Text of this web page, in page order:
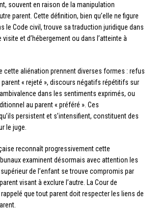
souvent en raison de la manipulation
parent. Cette définition, bien qu’elle ne figure
le Code civil, trouve sa traduction juridique dans
et d’hébergement ou dans l’atteinte à
cette aliénation prennent diverses formes : refus
« rejeté », discours négatifs répétitifs sur
dans les sentiments exprimés, ou
au parent « préféré ». Ces
persistent et s’intensifient, constituent des
le juge.
reconnaît progressivement cette
examinent désormais avec attention les
de l’enfant se trouve compromis par
visant à exclure l’autre. La Cour de
que tout parent doit respecter les liens de